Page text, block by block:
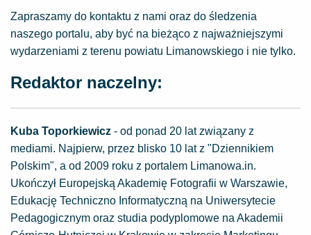
Zapraszamy do kontaktu z nami oraz do śledzenia
naszego portalu, aby być na bieżąco z najważniejszymi
wydarzeniami z terenu powiatu Limanowskiego i nie tylko.
Redaktor naczelny:
Kuba Toporkiewicz - od ponad 20 lat związany z
mediami. Najpierw, przez blisko 10 lat z "Dziennikiem
Polskim", a od 2009 roku z portalem Limanowa.in.
Ukończył Europejską Akademię Fotografii w Warszawie,
Edukację Techniczno Informatyczną na Uniwersytecie
Pedagogicznym oraz studia podyplomowe na Akademii